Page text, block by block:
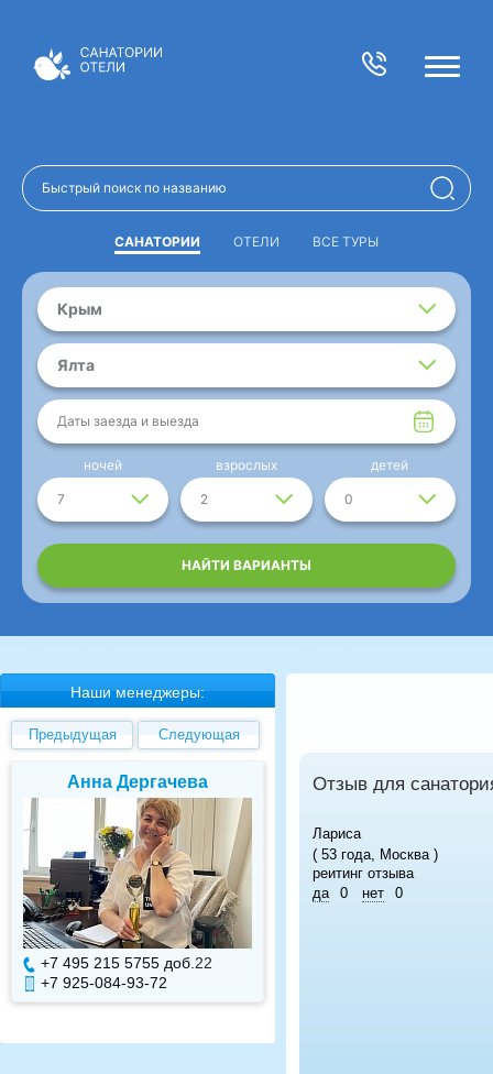
САНАТОРИИ ОТЕЛИ ВСЕ ТУРЫ
Крым
Ялта
Даты заезда и выезда
7
ночей
2
взрослых
0
детей
НАЙТИ ВАРИАНТЫ
Наши менеджеры:
Предыдущая Следующая
Анна Дергачева
+7 495 215 5755 доб. 22
+7 925-084-93-72
Елена
Отзыв для
Лариса
( 53 года, Москва )
реитинг отзыва
да
0 нет 0